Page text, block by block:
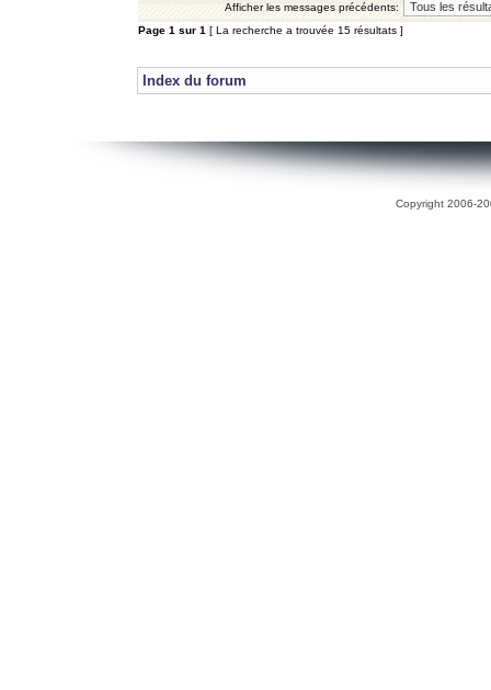
Afficher les messages précédents:
Page 1 sur 1 [ La recherche a trouvée 15 résultats ]
Index du forum
Copyright 2006-